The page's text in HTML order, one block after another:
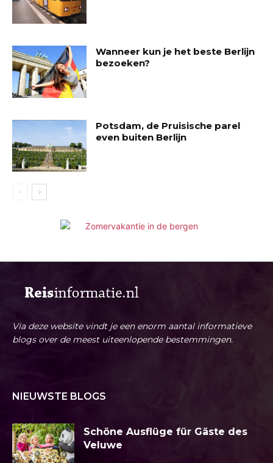
Wanneer kun je het beste Berlijn
bezoeken?
Potsdam, de Pruisische parel
even buiten Berlijn
Via deze website vindt je een enorm aantal informatieve
blogs over de meest uiteenlopende bestemmingen.
NIEUWSTE BLOGS
Schöne Ausflüge für Gäste des
Veluwe